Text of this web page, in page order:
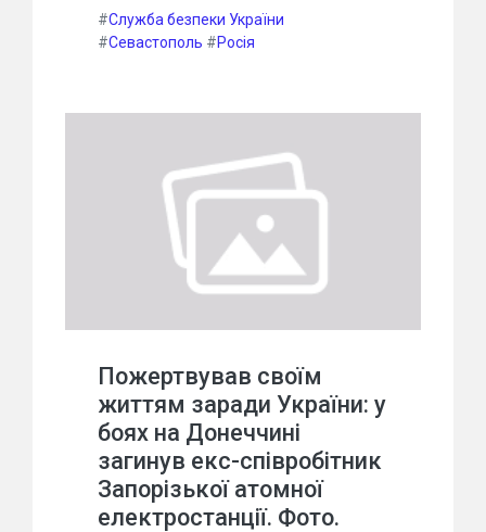
#Служба безпеки України
#Севастополь #Росія
Пожертвував своїм
життям заради України: у
боях на Донеччині
загинув екс-співробітник
Запорізької атомної
електростанції. Фото.